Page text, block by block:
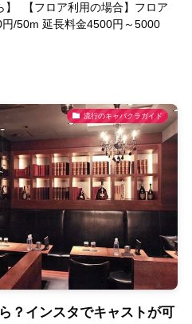
】 【フロア利用の場合】フロア
/50m 延長料金4500円～5000
流行のキャバクラガイド
？インスタでキャストが可